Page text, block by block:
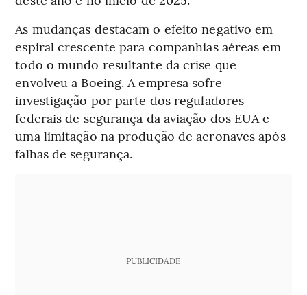
As mudanças destacam o efeito negativo em
espiral crescente para companhias aéreas em
todo o mundo resultante da crise que
envolveu a Boeing. A empresa sofre
investigação por parte dos reguladores
federais de segurança da aviação dos EUA e
uma limitação na produção de aeronaves após
falhas de segurança.
PUBLICIDADE